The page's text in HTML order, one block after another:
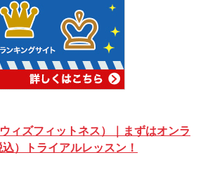
ィズフィットネス）｜まずはオンラ
）トライアルレッスン！